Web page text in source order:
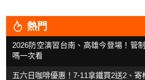
熱門
2026防空演習台南、高雄今登場！管
嗎一次看
五六日咖啡優惠！7-11拿鐵買2送2、